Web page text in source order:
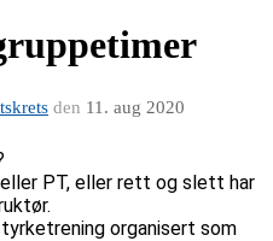
den 11. aug 2020
PT, eller rett og slett har
organisert som